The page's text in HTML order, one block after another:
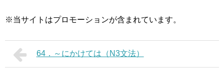
※当サイトはプロモーションが含まれています。
64．～にかけては（N3文法）